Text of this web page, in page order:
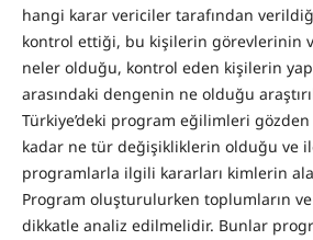
hangi karar vericiler tarafından
kontrol ettiği, bu kişilerin görevlerinin
neler olduğu, kontrol eden kişilerin
arasındaki dengenin ne olduğu
Türkiye’deki program eğilimleri
kadar ne tür değişikliklerin olduğu ve
programlarla ilgili kararları kimlerin
Program oluşturulurken toplumların
dikkatle analiz edilmelidir. Bunlar